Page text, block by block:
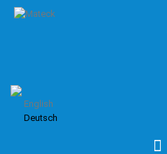
English
Deutsch